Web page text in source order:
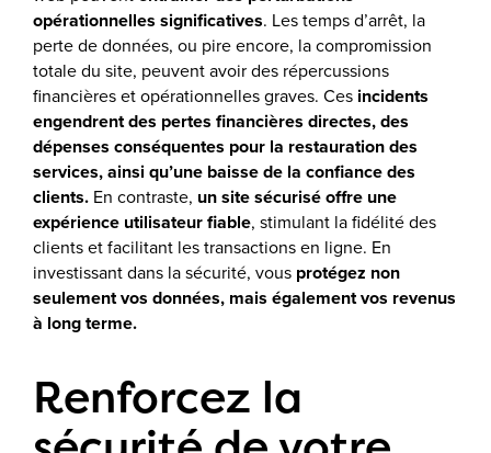
opérationnelles significatives. Les temps d’arrêt, la
perte de données, ou pire encore, la compromission
totale du site, peuvent avoir des répercussions
financières et opérationnelles graves. Ces incidents
engendrent des pertes financières directes, des
dépenses conséquentes pour la restauration des
services, ainsi qu’une baisse de la confiance des
clients. En contraste, un site sécurisé offre une
expérience utilisateur fiable, stimulant la fidélité des
clients et facilitant les transactions en ligne. En
investissant dans la sécurité, vous protégez non
seulement vos données, mais également vos revenus
à long terme.
Renforcez la